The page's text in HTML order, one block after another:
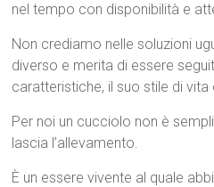
nel tempo con disponibilità e
Non crediamo nelle soluzioni
diverso e merita di essere
caratteristiche, il suo stile di vita
Per noi un cucciolo non è
lascia l’allevamento.
È un essere vivente al quale